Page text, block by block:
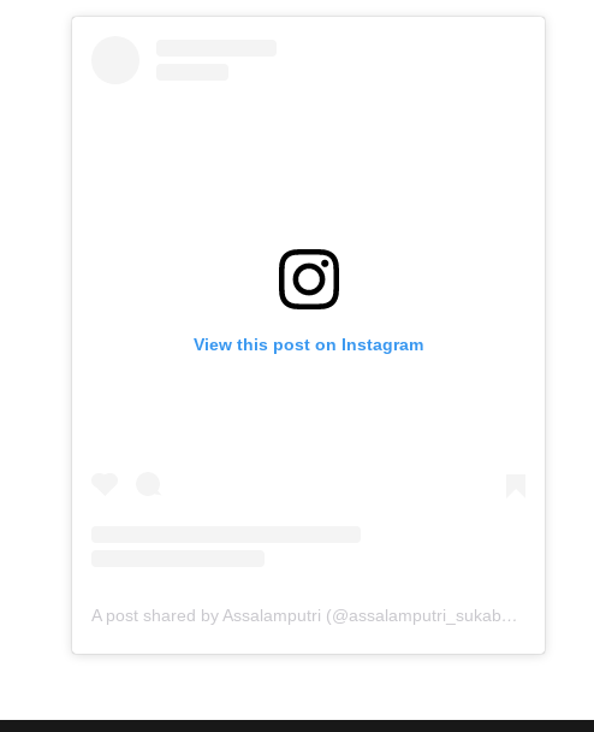
View this post on Instagram
A post shared by Assalamputri (@assalamputri_sukabumi)